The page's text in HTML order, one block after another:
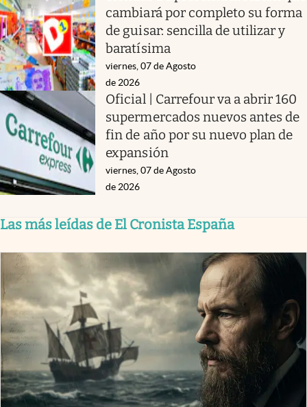
cambiará por completo su forma
de guisar: sencilla de utilizar y
baratísima
viernes, 07 de Agosto
de 2026
Oficial | Carrefour va a abrir 160
supermercados nuevos antes de
fin de año por su nuevo plan de
expansión
viernes, 07 de Agosto
de 2026
Las más leídas de El Cronista España